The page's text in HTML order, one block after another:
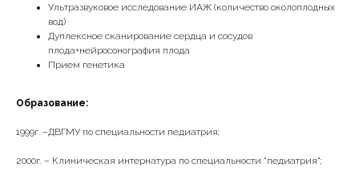
Ультразвуковое исследование ИАЖ (количество околоплодных
вод)
Дуплексное сканирование сердца и сосудов
плода+нейросонография плода
Прием генетика
Образование:
1999г. –ДВГМУ по специальности педиатрия;
2000г. – Клиническая интернатура по специальности "педиатрия";